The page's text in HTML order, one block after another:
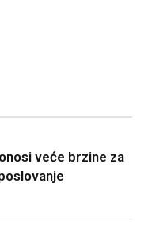
veće brzine za